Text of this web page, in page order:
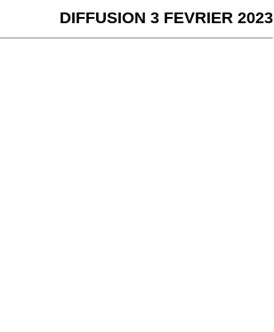
DIFFUSION 3 FEVRIER 2023